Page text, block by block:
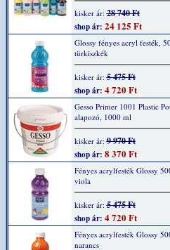
kisker ár:28 740 Ft
shop ár: 24 125 Ft
Glossy fényes acryl festék,
türkiszkék
kisker ár:5 475 Ft
shop ár: 4 720 Ft
Gesso Primer 1001 Plastic
alapozó, 1000 ml
kisker ár:9 970 Ft
shop ár: 8 370 Ft
Fényes acrylfesték Glossy
viola
kisker ár:5 475 Ft
shop ár: 4 720 Ft
Fényes acrylfesték Glossy
narancs